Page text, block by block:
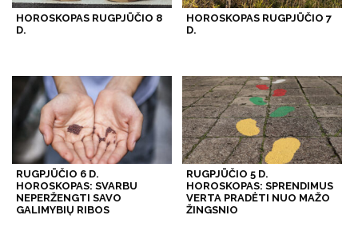
HOROSKOPAS RUGPJŪČIO 8
D.
HOROSKOPAS RUGPJŪČIO 7
D.
RUGPJŪČIO 6 D.
HOROSKOPAS: SVARBU
NEPERŽENGTI SAVO
GALIMYBIŲ RIBOS
RUGPJŪČIO 5 D.
HOROSKOPAS: SPRENDIMUS
VERTA PRADĖTI NUO MAŽO
ŽINGSNIO